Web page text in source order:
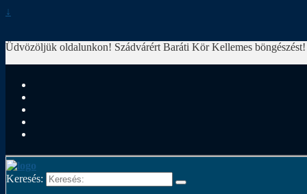
↓
Üdvözöljük oldalunkon! Szádvárért Baráti Kör Kellemes
Keresés: